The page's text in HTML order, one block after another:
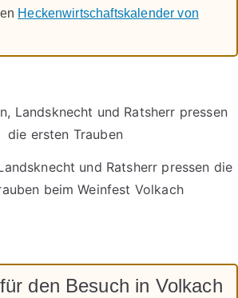
Heckenwirtschaftskalender von
und Ratsherr pressen die
beim Weinfest Volkach
den Besuch in Volkach